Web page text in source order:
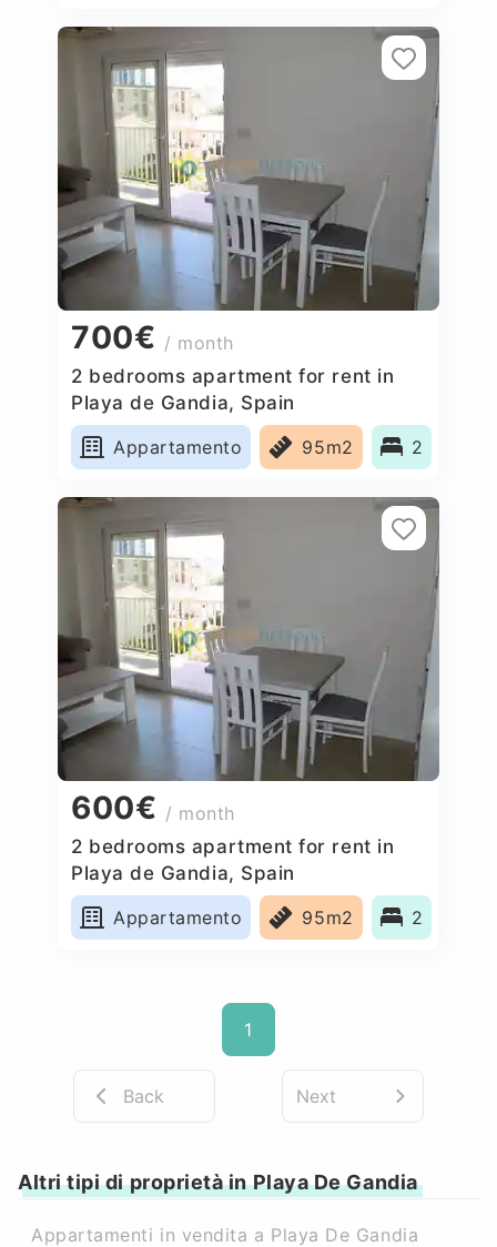
700€ / month
2 bedrooms apartment for rent in
Playa de Gandia, Spain
Appartamento
95m2 2
600€ / month
2 bedrooms apartment for rent in
Playa de Gandia, Spain
Appartamento
95m2 2
1
Back Next
Altri tipi di proprietà in Playa De Gandia
Appartamenti in vendita a Playa De Gandia